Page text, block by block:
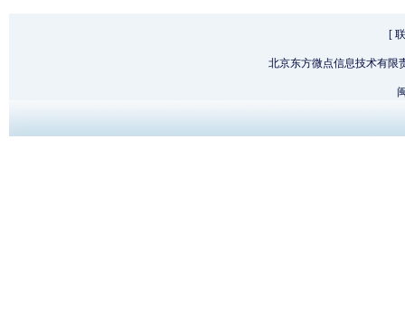
[
北京东方微点信息技术有限